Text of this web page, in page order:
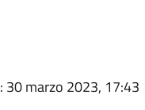
: 30 marzo 2023, 17:43